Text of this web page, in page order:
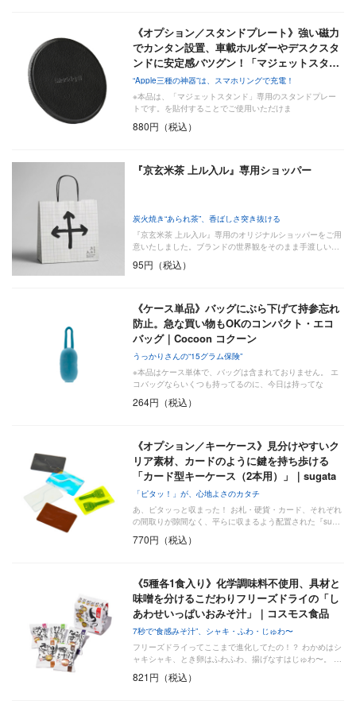
《オプション／スタンドプレート》強い磁力
でカンタン設置、車載ホルダーやデスクスタ
ンドに安定感バツグン！「マジェットスタ…
“Apple三種の神器”は、スマホリングで充電！
※本品は、「マジェットスタンド」専用のスタンドプレー
トです。を貼付することでご使用いただけま
880円（税込）
『京玄米茶 上ル入ル』専用ショッパー
炭火焼き“あられ茶”、香ばしさ突き抜ける
『京玄米茶 上ル入ル』専用のオリジナルショッパーをご用
意いたしました。ブランドの世界観をそのまま手渡しい…
95円（税込）
《ケース単品》バッグにぶら下げて持参忘れ
防止。急な買い物もOKのコンパクト・エコ
バッグ｜Cocoon コクーン
うっかりさんの“15グラム保険”
※本品はケース単体で、バッグは含まれておりません。 エ
コバッグならいくつも持ってるのに、今日は持ってな
264円（税込）
《オプション／キーケース》見分けやすいク
リア素材、カードのように鍵を持ち歩ける
「カード型キーケース（2本用）」｜sugata
「ピタッ！」が、心地よさのカタチ
あ、ピタッっと収まった！ お札・硬貨・カード、それぞれ
の間取りが隙間なく、平らに収まるよう配置された『su…
770円（税込）
《5種各1食入り》化学調味料不使用、具材と
味噌を分けるこだわりフリーズドライの「し
あわせいっぱいおみそ汁」｜コスモス食品
7秒で“食感みそ汁”、シャキ・ふわ・じゅわ〜
フリーズドライってここまで進化してたの！？ わかめはシ
ャキシャキ、とき卵はふわふわ、揚げなすはじゅわ〜。 …
821円（税込）